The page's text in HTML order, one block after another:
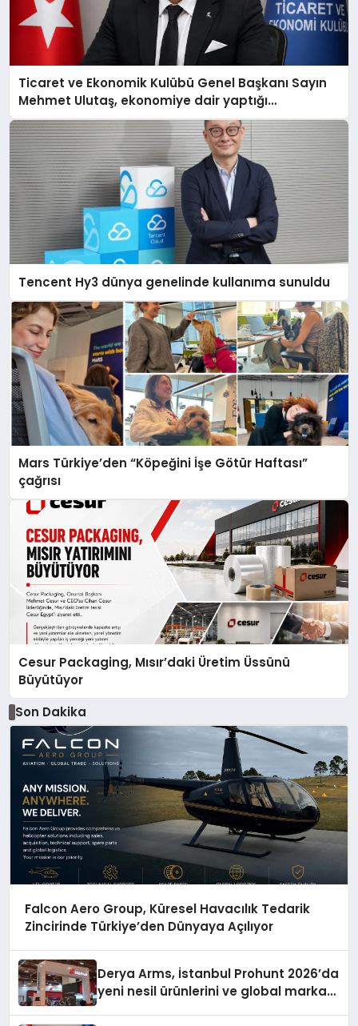
Ticaret ve Ekonomik Kulübü Genel Başkanı Sayın
Mehmet Ulutaş, ekonomiye dair yaptığı
açıklamada şunları kaydetti:
Tencent Hy3 dünya genelinde kullanıma sunuldu
Mars Türkiye’den “Köpeğini İşe Götür Haftası”
çağrısı
Cesur Packaging, Mısır’daki Üretim Üssünü
Büyütüyor
Son Dakika
Falcon Aero Group, Küresel Havacılık Tedarik
Zincirinde Türkiye’den Dünyaya Açılıyor
Derya Arms, İstanbul Prohunt 2026’da
yeni nesil ürünlerini ve global marka